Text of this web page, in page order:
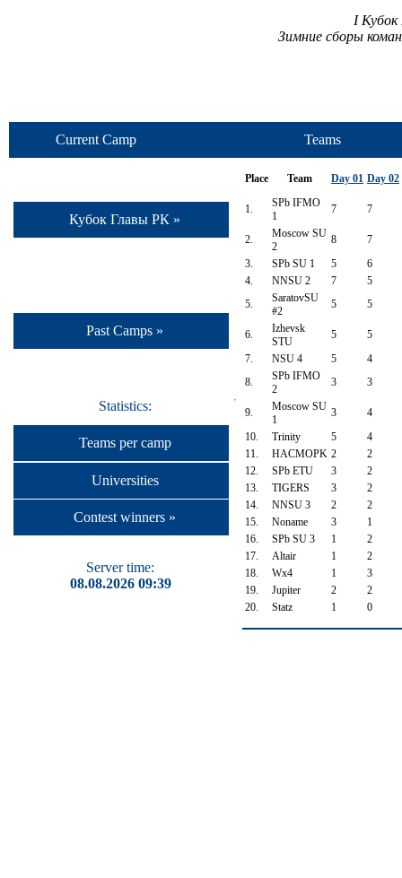
I Кубок
Зимние сборы
Current Camp Teams
Кубок Главы РК »
Past Camps »
Statistics:
Teams per camp
Universities
Contest winners »
Server time:
08.08.2026 09:39
Place Team Day 01 Day 02
1.
SPb IFMO
1
7 7
2.
Moscow SU
2
8
7
3.
SPb SU 1 5
6
4.
NNSU 2 7
5
5.
SaratovSU
#2
5 5
6.
Izhevsk
STU
5
5
7.
NSU 4 5
4
8.
SPb IFMO
2
3 3
9.
Moscow SU
1
3
4
10.
Trinity 5
4
11.
HACMOPK 2
2
12.
SPb ETU 3
2
13.
TIGERS 3
2
14.
NNSU 3 2
2
15.
Noname 3
1
16.
SPb SU 3 1
2
17.
Altair 1
2
18.
Wx4 1
3
19.
Jupiter 2
2
20.
Statz 1 0